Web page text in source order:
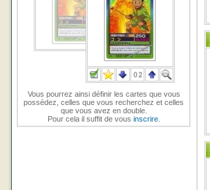
Vous pourrez ainsi définir les cartes que vous
possédez, celles que vous recherchez et celles
que vous avez en double.
Pour cela il suffit de vous inscrire.